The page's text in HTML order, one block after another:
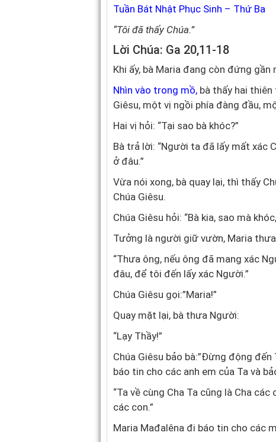
Tuần Bát Nhật Phục Sinh – Thứ Ba
“Tôi đã thấy Chúa.”
Lời Chúa: Ga 20,11-18
Khi ấy, bà Maria đang còn đứng gần
Nhìn vào trong mồ, bà thấy hai
Giêsu, một vị ngồi phía đàng đầu,
Hai vị hỏi: “Tại sao bà khóc?”
Bà trả lời: “Người ta đã lấy mất xác
ở đâu.”
Vừa nói xong, bà quay lại, thì thấy
Chúa Giêsu.
Chúa Giêsu hỏi: “Bà kia, sao mà
Tưởng là người giữ vườn, Maria
“Thưa ông, nếu ông đã mang xác
đâu, để tôi đến lấy xác Người.”
Chúa Giêsu gọi:”Maria!”
Quay mặt lại, bà thưa Người:
“Lạy Thầy!”
Chúa Giêsu bảo bà:”Đừng động đến
báo tin cho các anh em của Ta và
“Ta về cùng Cha Ta cũng là Cha
các con.”
Maria Mađalêna đi báo tin cho các